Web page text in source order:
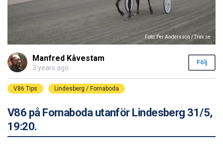
Foto: Per Andersson / Trav.se
Manfred Kåvestam
3 years ago
Följ
V86 Tips Lindesberg / Fornaboda
V86 på Fornaboda utanför Lindesberg 31/5,
19:20.